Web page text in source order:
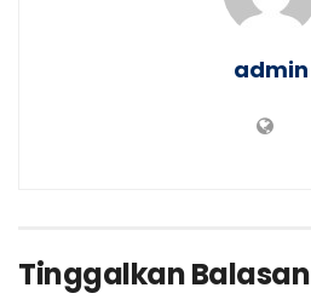
admin
Tinggalkan Balasan